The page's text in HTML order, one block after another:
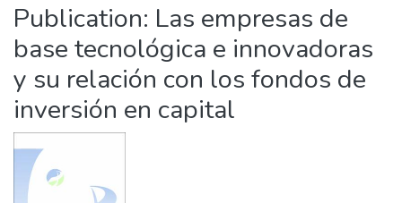
Publication: Las empresas de
base tecnológica e innovadoras
y su relación con los fondos de
inversión en capital